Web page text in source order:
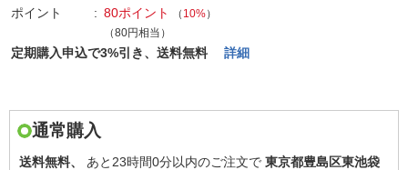
ポイント 80ポイント （ 10%）
（80円相当）
定期購入申込で3%引き、送料無料 詳細
通常購入
送料無料、 あと 23時間0分以内のご注文で 東京都豊島区東池袋